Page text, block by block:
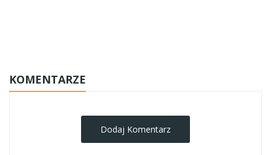
KOMENTARZE
Dodaj Komentarz